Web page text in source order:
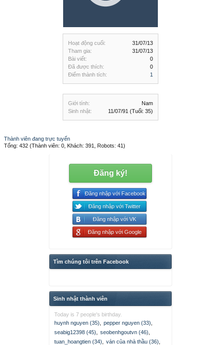
Hoạt động cuối:
31/07/13
Tham gia:
31/07/13
Bài viết:
0
Đã được thích:
0
Điểm thành tích:
1
Giới tính:
Nam
Sinh nhật:
11/07/91 (Tuổi: 35)
Thành viên đang trực tuyến
Tổng: 432 (Thành viên: 0, Khách: 391, Robots: 41)
Đăng ký!
Đăng nhập với Facebook
Đăng nhập với Twitter
Đăng nhập với VK
Đăng nhập với Google
Tìm chúng tôi trên Facebook
Sinh nhật thành viên
Today is 7 people's birthday.
huynh nguyen (35)
pepper nguyen (33)
seabig12398 (45)
seobenhgoutvn (46)
tuan_hoangtien (34)
ván của nhà thầu (36)